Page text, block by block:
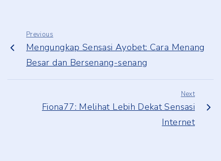
Previous
Mengungkap Sensasi Ayobet: Cara Menang
Besar dan Bersenang-senang
Next
Fiona77: Melihat Lebih Dekat Sensasi
Internet